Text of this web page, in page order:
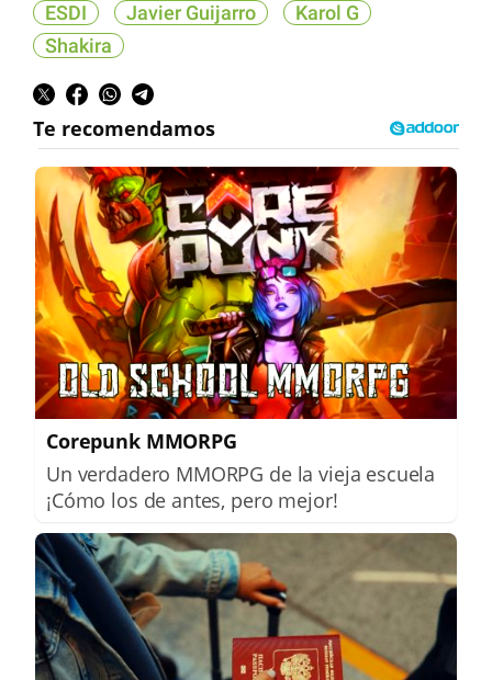
ESDI Javier Guijarro
Karol G
Shakira
Corepunk MMORPG
Un verdadero MMORPG de la vieja escuela
¡Cómo los de antes, pero mejor!